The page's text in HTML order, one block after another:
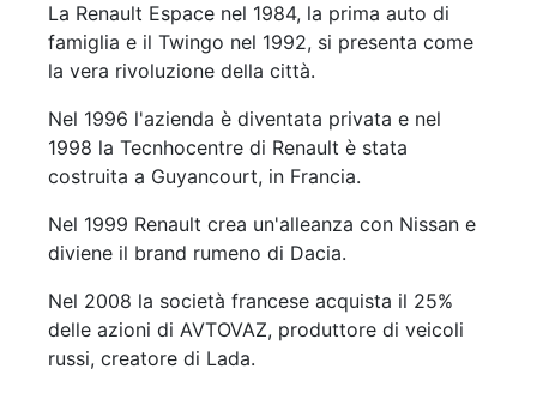
La Renault Espace nel 1984, la prima auto di
famiglia e il Twingo nel 1992, si presenta come
la vera rivoluzione della città.
Nel 1996 l'azienda è diventata privata e nel
1998 la Tecnhocentre di Renault è stata
costruita a Guyancourt, in Francia.
Nel 1999 Renault crea un'alleanza con Nissan e
diviene il brand rumeno di Dacia.
Nel 2008 la società francese acquista il 25%
delle azioni di AVTOVAZ, produttore di veicoli
russi, creatore di Lada.